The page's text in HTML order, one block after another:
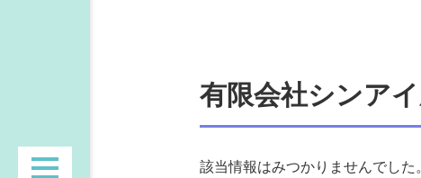
有限会社シンア
該当情報はみつかりませんでした